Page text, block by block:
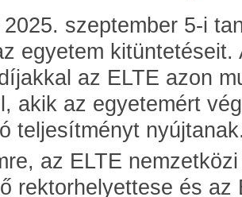
szeptember 5-i
egyetem
az ELTE azon
akik az egyetemért
teljesítményt
az ELTE
rektorhelyettese és